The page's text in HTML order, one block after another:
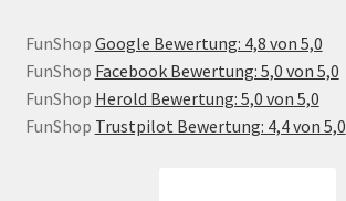
FunShop Google Bewertung: 4,8 von 5,0
FunShop Facebook Bewertung: 5,0 von 5,0
FunShop Herold Bewertung: 5,0 von 5,0
FunShop Trustpilot Bewertung: 4,4 von 5,0